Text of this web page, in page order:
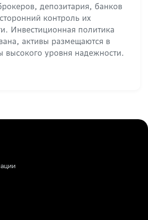
депозитария, банков
контроль их
Инвестиционная политика
активы размещаются в
высокого уровня надежности.